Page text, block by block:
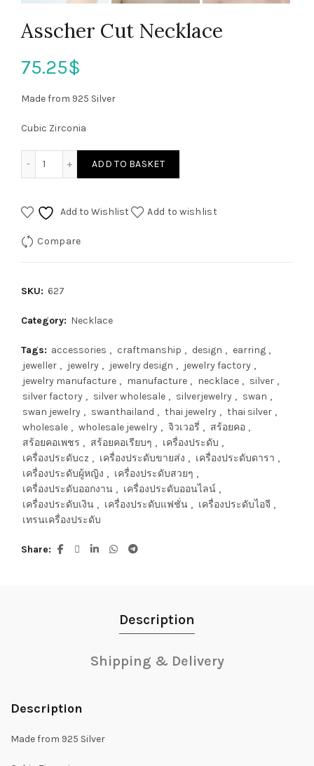
Asscher Cut Necklace
75.25$
Made from 925 Silver
Cubic Zirconia
ADD TO BASKET
Add to Wishlist Add to wishlist
Compare
SKU: 627
Category: Necklace
Tags: accessories , craftmanship , design , earring ,
jeweller , jewelry , jewelry design , jewelry factory ,
jewelry manufacture , manufacture , necklace , silver ,
silver factory , silver wholesale , silverjewelry , swan ,
swan jewelry , swanthailand , thai jewelry , thai silver ,
wholesale , wholesale jewelry , จิวเวอรี่ , สร้อยคอ ,
สร้อยคอเพชร , สร้อยคอเรียบๆ , เครื่องประดับ ,
เครื่องประดับcz , เครื่องประดับขายส่ง , เครื่องประดับดารา ,
เครื่องประดับผู้หญิง , เครื่องประดับสวยๆ ,
เครื่องประดับออกงาน , เครื่องประดับออนไลน์ ,
เครื่องประดับเงิน , เครื่องประดับแฟชั่น , เครื่องประดับไอจี ,
เทรนเครื่องประดับ
Share
Description
Shipping & Delivery
Description
Made from 925 Silver